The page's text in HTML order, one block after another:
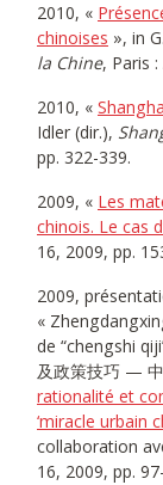
2010, «
chinoises », in
la Chine, Paris :
2010, «
Idler (dir.),
pp. 322-339.
2009, « Les
chinois. Le cas
16, 2009, pp.
2009,
«
de “chengshi
及政策技巧 — 中
rationalité et
‘miracle urbain
collaboration
16, 2009, pp.